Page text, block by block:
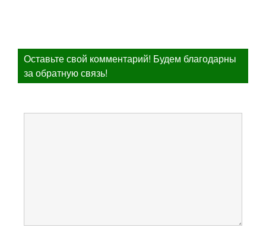
Оставьте свой комментарий! Будем благодарны
за обратную связь!